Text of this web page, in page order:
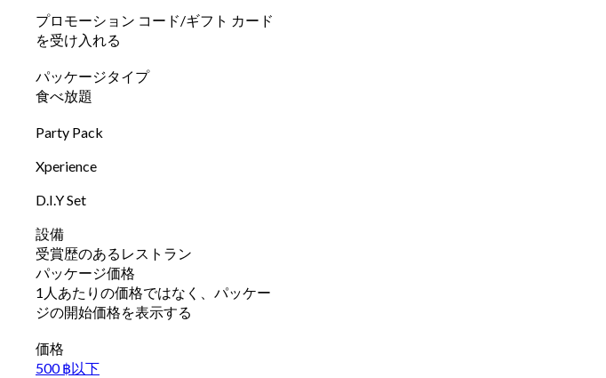
プロモーション コード/ギフト カード
を受け入れる
パッケージタイプ
食べ放題
Party Pack
Xperience
D.I.Y Set
設備
受賞歴のあるレストラン
パッケージ価格
1人あたりの価格ではなく、パッケー
ジの開始価格を表示する
価格
500 ฿以下